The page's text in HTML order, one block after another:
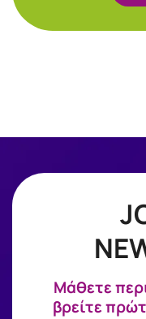
Mάθετε
βρείτε